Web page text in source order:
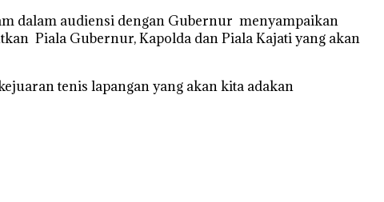
dalam audiensi dengan Gubernur menyampaikan
Piala Gubernur, Kapolda dan Piala Kajati yang akan
tenis lapangan yang akan kita adakan